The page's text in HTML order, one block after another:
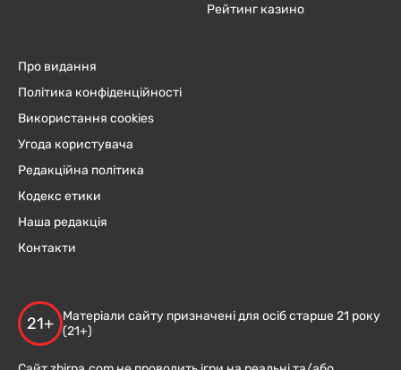
Рейтинг казино
Про видання
Політика конфіденційності
Використання cookies
Угода користувача
Редакційна політика
Кодекс етики
Наша редакція
Контакти
21+
Матеріали сайту призначені для осіб старше 21 року
(21+)